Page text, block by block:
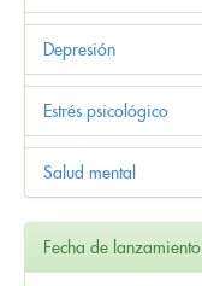
Depresión
Estrés psicológico
Salud mental
Fecha de lanzamiento